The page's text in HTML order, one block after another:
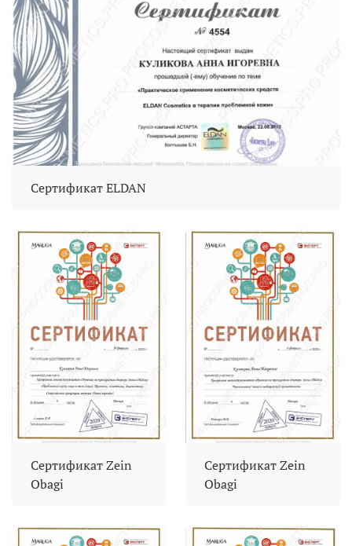
Сертификат ELDAN
Сертификат Zein
Obagi
Сертификат Zein
Obagi